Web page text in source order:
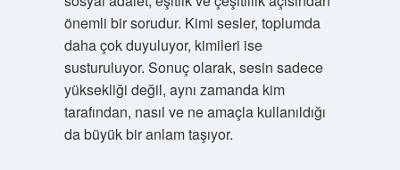
önemli bir sorudur. Kimi sesler, toplumda
daha çok duyuluyor, kimileri ise
susturuluyor. Sonuç olarak, sesin sadece
yüksekliği değil, aynı zamanda kim
tarafından, nasıl ve ne amaçla kullanıldığı
da büyük bir anlam taşıyor.